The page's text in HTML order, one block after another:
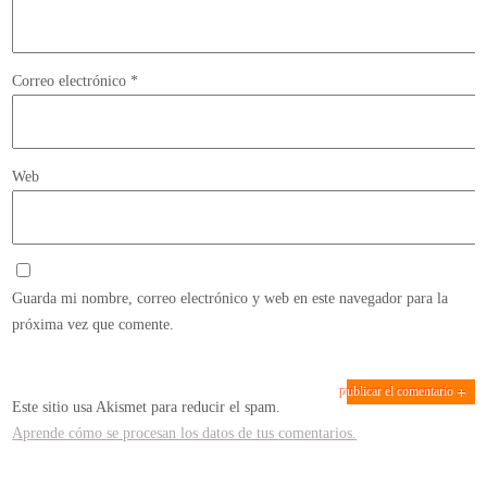
Correo electrónico *
Web
Guarda mi nombre, correo electrónico y web en este navegador para la
próxima vez que comente.
Este sitio usa Akismet para reducir el spam.
Aprende cómo se procesan los datos de tus comentarios.